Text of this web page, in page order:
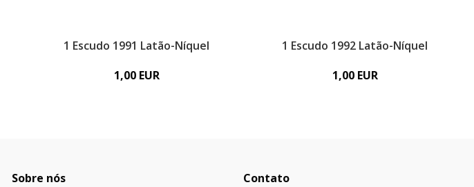
1 Escudo 1991 Latão-Níquel
1,00 EUR
1 Escudo 1992 Latão-Níquel
1,00 EUR
Sobre nós Contato